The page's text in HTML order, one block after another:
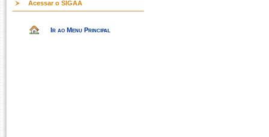
Acessar o SIGAA
Ir ao Menu Principal